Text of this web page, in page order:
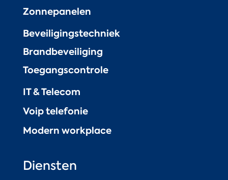
Zonnepanelen
Beveiligingstechniek
Brandbeveiliging
Toegangscontrole
IT & Telecom
Voip telefonie
Modern workplace
Diensten